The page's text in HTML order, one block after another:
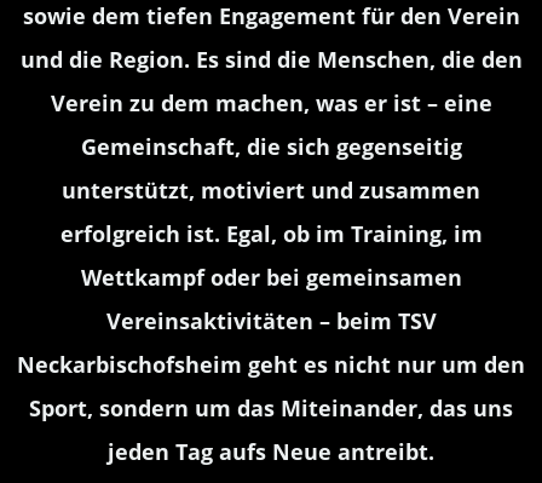
sowie dem tiefen Engagement für den Verein
und die Region. Es sind die Menschen, die den
Verein zu dem machen, was er ist – eine
Gemeinschaft, die sich gegenseitig
unterstützt, motiviert und zusammen
erfolgreich ist. Egal, ob im Training, im
Wettkampf oder bei gemeinsamen
Vereinsaktivitäten – beim TSV
Neckarbischofsheim geht es nicht nur um den
Sport, sondern um das Miteinander, das uns
jeden Tag aufs Neue antreibt.